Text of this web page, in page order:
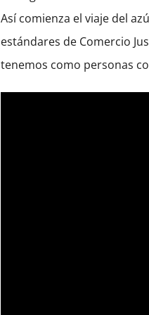
Así comienza el viaje del
estándares de Comercio
tenemos como personas